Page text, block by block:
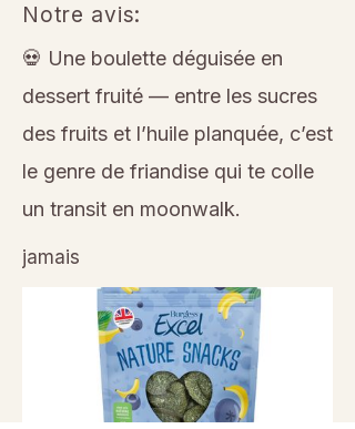
Notre avis:
💀 Une boulette déguisée en
dessert fruité — entre les sucres
des fruits et l’huile planquée, c’est
le genre de friandise qui te colle
un transit en moonwalk.
jamais